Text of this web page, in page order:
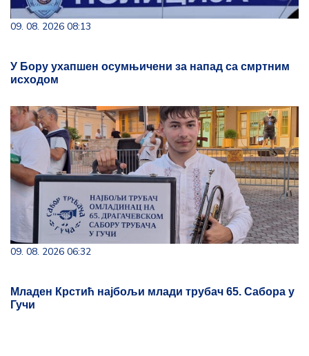
09. 08. 2026 08:13
У Бору ухапшен осумњичени за напад са смртним
исходом
09. 08. 2026 06:32
Младен Крстић најбољи млади трубач 65. Сабора у
Гучи